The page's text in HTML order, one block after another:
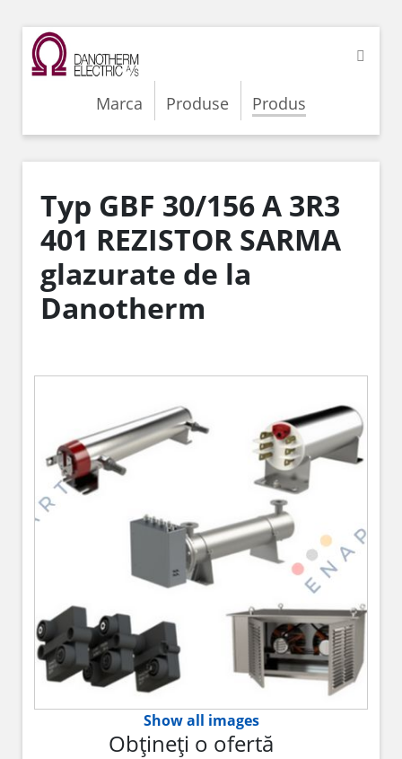
Marca Produse Produs
Typ GBF 30/156 A 3R3
401 REZISTOR SARMA
glazurate de la
Danotherm
Show all images
Obțineți o ofertă